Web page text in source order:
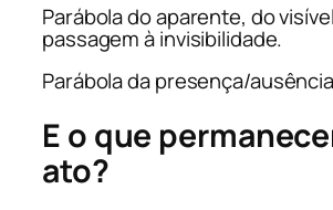
Parábola do aparente, do
passagem à invisibilidade.
Parábola da presença/
E o que
ato?